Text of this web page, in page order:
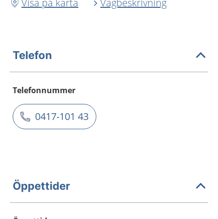
Visa på karta
Vägbeskrivning
Telefon
Telefonnummer
0417-101 43
Öppettider